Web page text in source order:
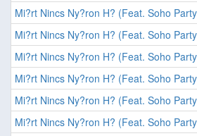
Mi?rt Nincs Ny?ron H? (Feat. Soho
Mi?rt Nincs Ny?ron H? (Feat. Soho
Mi?rt Nincs Ny?ron H? (Feat. Soho
Mi?rt Nincs Ny?ron H? (Feat. Soho
Mi?rt Nincs Ny?ron H? (Feat. Soho
Mi?rt Nincs Ny?ron H? (Feat. Soho